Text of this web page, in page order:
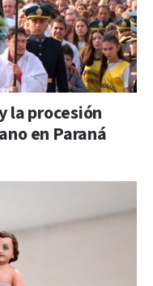
la procesión
en Paraná